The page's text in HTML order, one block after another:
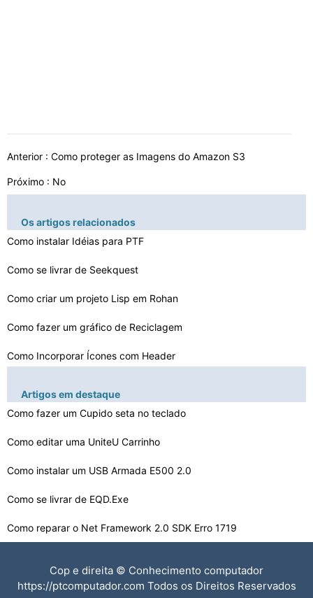
Anterior : Como proteger as Imagens do Amazon S3
Próximo : No
Os artigos relacionados
Como instalar Idéias para PTF
Como se livrar de Seekquest
Como criar um projeto Lisp em Rohan
Como fazer um gráfico de Reciclagem
Como Incorporar Ícones com Header
Como corrigir erros de acesso de memória inválido
Como hospedar PHP
Como fazer um Sideways Smiley
Operando projetos de classe do sistema
Artigos em destaque
Como fazer um Cupido seta no teclado
Como editar uma UniteU Carrinho
Como instalar um USB Armada E500 2.0
Como se livrar de EQD.Exe
Como reparar o Net Framework 2.0 SDK Erro 1719
O que é um processo em matéria de Computadores
Cop e direita © Conhecimento computador
https://ptcomputador.com Todos os Direitos Reservados